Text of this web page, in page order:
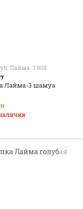
Лайма-3 908
Лайма-3 шамуа